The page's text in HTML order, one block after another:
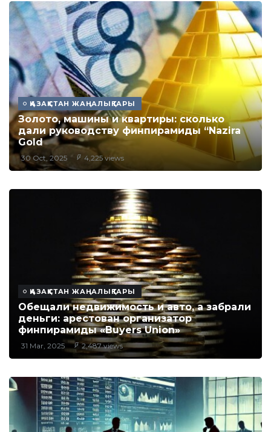
ҚАЗАҚСТАН ЖАҢАЛЫҚТАРЫ
Золото, машины и квартиры: сколько
дали руководству финпирамиды “Nazira
Gold
30 Oct, 2025 4,225 views
ҚАЗАҚСТАН ЖАҢАЛЫҚТАРЫ
Обещали недвижимость и авто, а забрали
деньги: арестован организатор
финпирамиды «Buyers Union»
31 Mar, 2025 2,487 views